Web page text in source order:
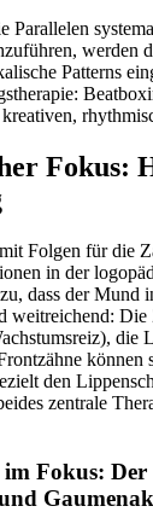
Parallelen
werden
Patterns
Fokus:
Folgen für die
in der
dass der Mund
weitreichend: Die
die
können
den
zentrale
Fokus: